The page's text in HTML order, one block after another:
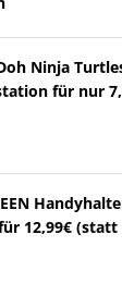
Ninja
für nur
12,99€ (statt